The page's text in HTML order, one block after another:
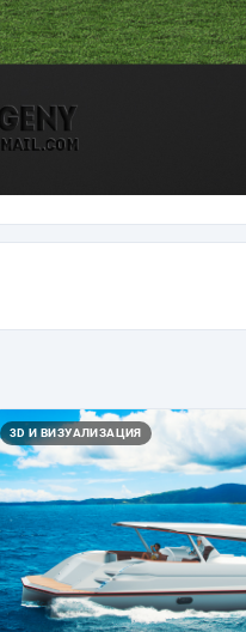
3D И ВИЗУАЛИЗАЦИЯ